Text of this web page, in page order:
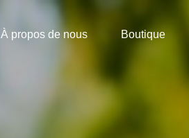
À propos de nous Boutique